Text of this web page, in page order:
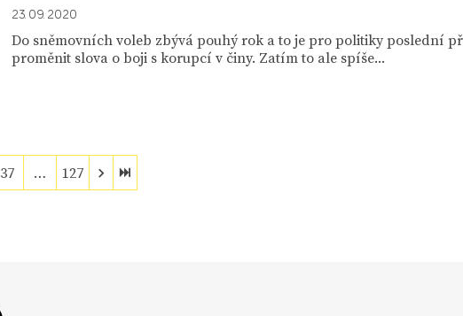
23. 09. 2020
Do sněmovních voleb zbývá pouhý rok a to je pro politiky poslední
proměnit slova o boji s korupcí v činy. Zatím to ale spíše...
37 … 127